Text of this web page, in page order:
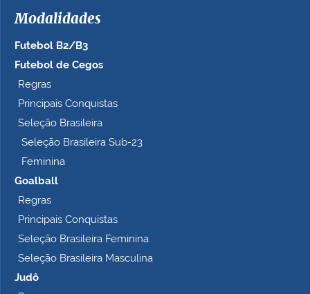
o
o
m
e
t
Modalidades
Futebol B2/B3
Futebol de Cegos
Regras
Principais Conquistas
Seleção Brasileira
Seleção Brasileira Sub-23
Feminina
Goalball
Regras
Principais Conquistas
Seleção Brasileira Feminina
Seleção Brasileira Masculina
Judô